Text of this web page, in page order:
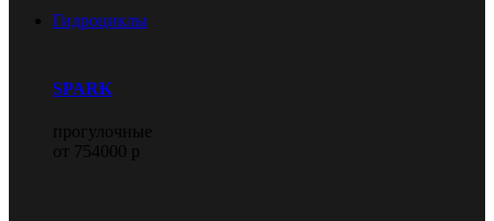
Гидроциклы
SPARK
прогулочные
от 754000 р